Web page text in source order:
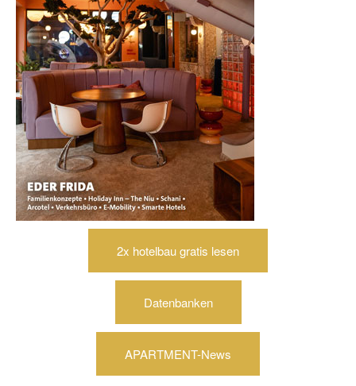
2x hotelbau gratis lesen
Datenbanken
APARTMENT-News